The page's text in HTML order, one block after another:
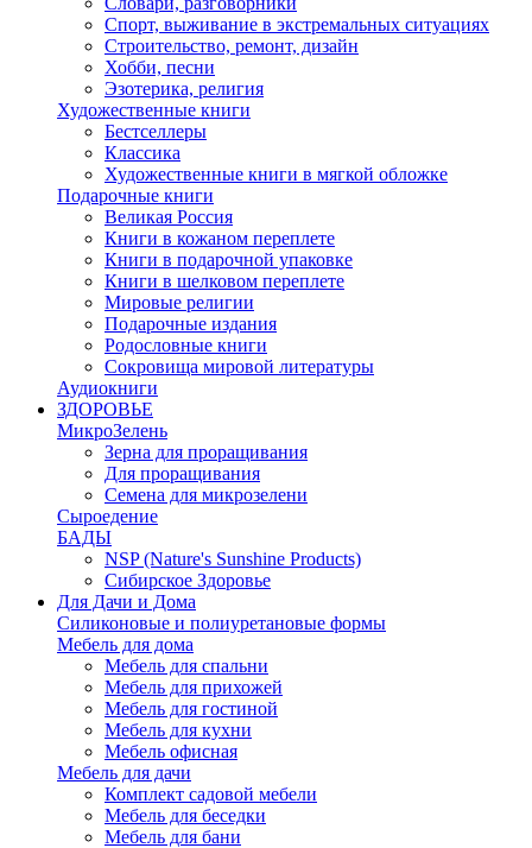
Спорт, выживание в экстремальных ситуациях
Строительство, ремонт, дизайн
Хобби, песни
Эзотерика, религия
Художественные книги
Бестселлеры
Классика
Художественные книги в мягкой обложке
Подарочные книги
Великая Россия
Книги в кожаном переплете
Книги в подарочной упаковке
Книги в шелковом переплете
Мировые религии
Подарочные издания
Родословные книги
Сокровища мировой литературы
Аудиокниги
ЗДОРОВЬЕ
МикроЗелень
Зерна для проращивания
Для проращивания
Семена для микрозелени
Сыроедение
БАДЫ
NSP (Nature's Sunshine Products)
Сибирское Здоровье
Для Дачи и Дома
Силиконовые и полиуретановые формы
Мебель для дома
Мебель для спальни
Мебель для прихожей
Мебель для гостиной
Мебель для кухни
Мебель офисная
Мебель для дачи
Комплект садовой мебели
Мебель для беседки
Мебель для бани